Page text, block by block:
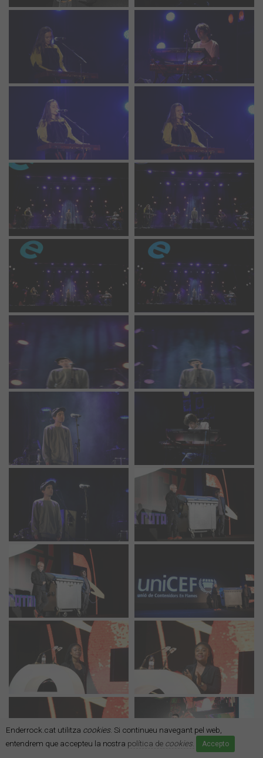
Enderrock.cat utilitza cookies. Si continueu navegant pel web,
entendrem que accepteu la nostra política de cookies. Accepto